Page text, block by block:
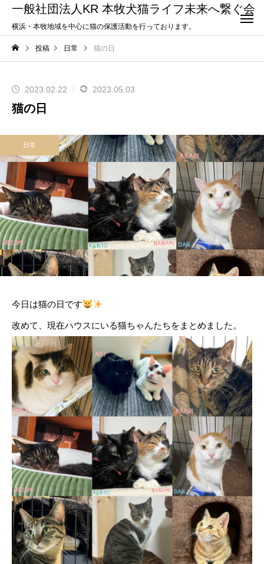
一般社団法人KR 本牧犬猫ライフ未来へ繋ぐ会
横浜・本牧地域を中心に猫の保護活動を行っております。
投稿 日常 猫の日
2023.02.22 2023.05.03
猫の日
日常
今日は猫の日です
改めて、現在ハウスにいる猫ちゃんたちをまとめました。